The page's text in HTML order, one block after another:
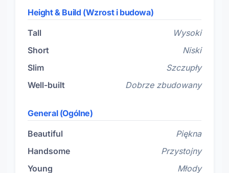
Height & Build (Wzrost i budowa)
Tall
Wysoki
Short
Niski
Slim
Szczupły
Well-built
Dobrze zbudowany
General (Ogólne)
Beautiful
Piękna
Handsome
Przystojny
Young
Młody